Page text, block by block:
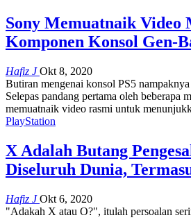
Sony Memuatnaik Video
Komponen Konsol Gen-
Hafiz JOkt 8, 2020
Butiran mengenai konsol PS5
Selepas pandang pertama oleh beberapa
memuatnaik video rasmi untuk
PlayStation
X Adalah Butang
Diseluruh Dunia,
Hafiz JOkt 6, 2020
"Adakah X atau O?", itulah persoalan